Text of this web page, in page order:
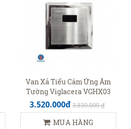
Van Xả Tiểu Cảm Ứng Âm
Tường Viglacera VGHX03
(VG843)
3.520.000đ 3.830.000 ₫
MUA HÀNG